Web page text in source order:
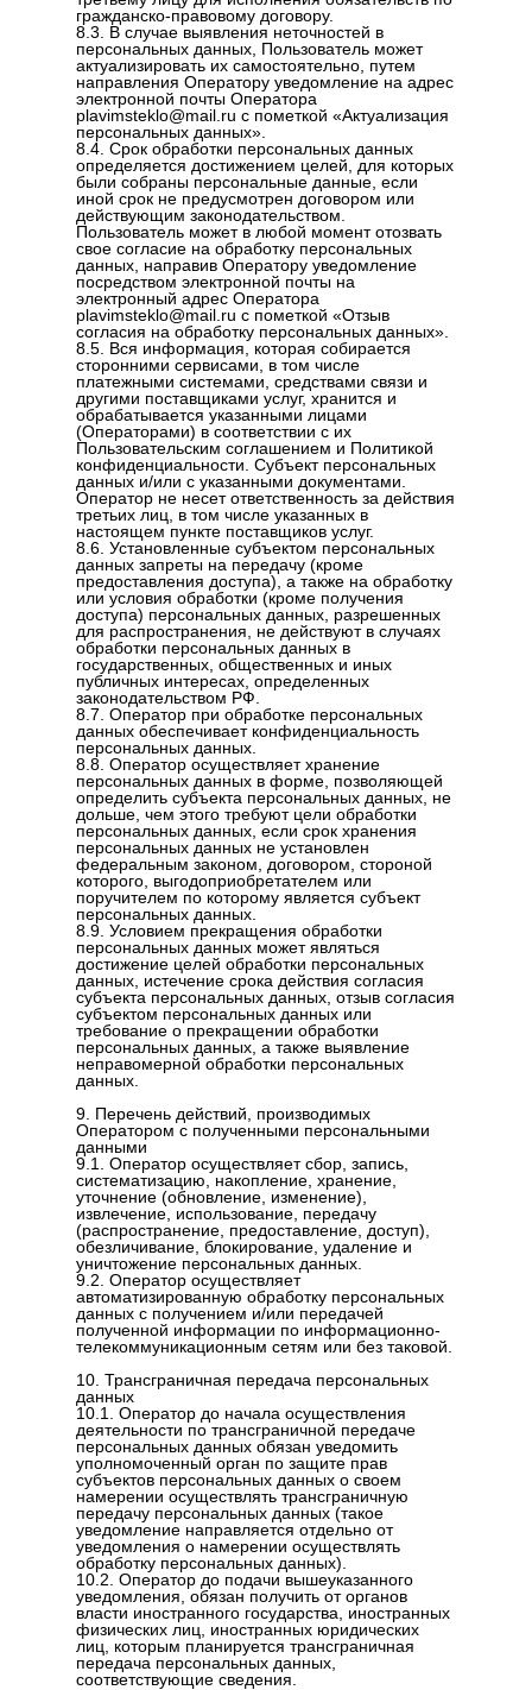
гражданско-правовому договору.
8.3. В случае выявления неточностей в
персональных данных, Пользователь может
актуализировать их самостоятельно, путем
направления Оператору уведомление на адрес
электронной почты Оператора
plavimsteklo@mail.ru с пометкой «Актуализация
персональных данных».
8.4. Срок обработки персональных данных
определяется достижением целей, для которых
были собраны персональные данные, если
иной срок не предусмотрен договором или
действующим законодательством.
Пользователь может в любой момент отозвать
свое согласие на обработку персональных
данных, направив Оператору уведомление
посредством электронной почты на
электронный адрес Оператора
plavimsteklo@mail.ru с пометкой «Отзыв
согласия на обработку персональных данных».
8.5. Вся информация, которая собирается
сторонними сервисами, в том числе
платежными системами, средствами связи и
другими поставщиками услуг, хранится и
обрабатывается указанными лицами
(Операторами) в соответствии с их
Пользовательским соглашением и Политикой
конфиденциальности. Субъект персональных
данных и/или с указанными документами.
Оператор не несет ответственность за действия
третьих лиц, в том числе указанных в
настоящем пункте поставщиков услуг.
8.6. Установленные субъектом персональных
данных запреты на передачу (кроме
предоставления доступа), а также на обработку
или условия обработки (кроме получения
доступа) персональных данных, разрешенных
для распространения, не действуют в случаях
обработки персональных данных в
государственных, общественных и иных
публичных интересах, определенных
законодательством РФ.
8.7. Оператор при обработке персональных
данных обеспечивает конфиденциальность
персональных данных.
8.8. Оператор осуществляет хранение
персональных данных в форме, позволяющей
определить субъекта персональных данных, не
дольше, чем этого требуют цели обработки
персональных данных, если срок хранения
персональных данных не установлен
федеральным законом, договором, стороной
которого, выгодоприобретателем или
поручителем по которому является субъект
персональных данных.
8.9. Условием прекращения обработки
персональных данных может являться
достижение целей обработки персональных
данных, истечение срока действия согласия
субъекта персональных данных, отзыв согласия
субъектом персональных данных или
требование о прекращении обработки
персональных данных, а также выявление
неправомерной обработки персональных
данных.
9. Перечень действий, производимых
Оператором с полученными персональными
данными
9.1. Оператор осуществляет сбор, запись,
систематизацию, накопление, хранение,
уточнение (обновление, изменение),
извлечение, использование, передачу
(распространение, предоставление, доступ),
обезличивание, блокирование, удаление и
уничтожение персональных данных.
9.2. Оператор осуществляет
автоматизированную обработку персональных
данных с получением и/или передачей
полученной информации по информационно-
телекоммуникационным сетям или без таковой.
10. Трансграничная передача персональных
данных
10.1. Оператор до начала осуществления
деятельности по трансграничной передаче
персональных данных обязан уведомить
уполномоченный орган по защите прав
субъектов персональных данных о своем
намерении осуществлять трансграничную
передачу персональных данных (такое
уведомление направляется отдельно от
уведомления о намерении осуществлять
обработку персональных данных).
10.2. Оператор до подачи вышеуказанного
уведомления, обязан получить от органов
власти иностранного государства, иностранных
физических лиц, иностранных юридических
лиц, которым планируется трансграничная
передача персональных данных,
соответствующие сведения.